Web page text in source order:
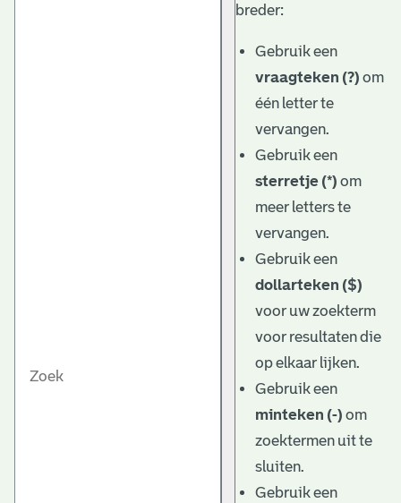
breder:
Gebruik een
vraagteken (?) om
één letter te
vervangen.
Gebruik een
sterretje (*) om
meer letters te
vervangen.
Gebruik een
dollarteken ($)
voor uw zoekterm
voor resultaten die
op elkaar lijken.
Gebruik een
minteken (-) om
zoektermen uit te
sluiten.
Gebruik een